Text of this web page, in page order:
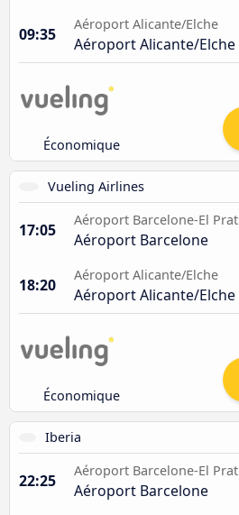
09:35
Aéroport Alicante/Elche
Aéroport Alicante/Elche
Économique
Vueling Airlines
17:05
Aéroport Barcelone-El Prat
Aéroport Barcelone
18:20
Aéroport Alicante/Elche
Aéroport Alicante/Elche
Économique
Iberia
22:25
Aéroport Barcelone-El Prat
Aéroport Barcelone